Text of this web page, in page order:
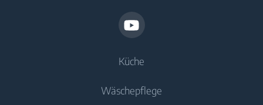
Küche
Kühlen
Wäschepflege